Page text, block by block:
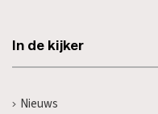
In de kijker
Nieuws